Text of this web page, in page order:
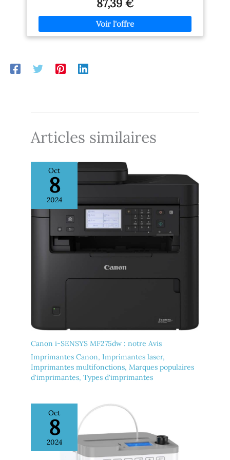
coulissant pour
l'imprimante portable pour
pouvoir facilement l’utiliser
cristaux de colorant
intégrés sont ajoutés au
qualité, durables,
imprimées restent intactes,
comme des souvenirs
vivants, grâce à la haute
qualité d'impression.
[Papier collant 2x3"] 5
feuilles de couleur photo
où, parfait pour décorer
Sauvegardez tous vos
moments incroyables avec
imprimante photo
smartphone. Une
excellente qualité
d'impression, en
avec le temps. [Bricolez vos
photos avec l'APP Liene]
Vous pouvez explorer de
nombreuses fonctions sur
l'application Liene, telles
que l'amélioration, les
l'application HP Sprocket et accédez à des cadres, filtres
TAG AND PRINT - trouvez et imprimez facilement des
photos de réseaux sociaux depuis votre smartphone.
Hashtaguez une photo sur les réseaux sociaux et
utilisez l'application HP Sprocket pour déverrouiller du
87,39 €
Articles similaires
Oct
8
2024
Canon i-SENSYS MF275dw : notre Avis
Imprimantes Canon, Imprimantes laser,
Imprimantes multifonctions, Marques populaires
d'imprimantes, Types d'imprimantes
Oct
8
2024